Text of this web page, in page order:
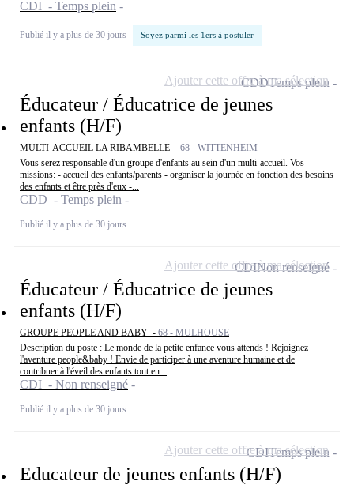
CDI - Temps plein
Publié il y a plus de 30 jours Soyez parmi les 1ers à postuler
Éducateur / Éducatrice de jeunes
enfants (H/F)
MULTI-ACCUEIL LA RIBAMBELLE - 68 - WITTENHEIM
Vous serez responsable d'un groupe d'enfants au sein d'un multi-accueil. Vos
missions: - accueil des enfants/parents - organiser la journée en fonction des besoins
des enfants et être près d'eux -...
CDD - Temps plein
Publié il y a plus de 30 jours
CDDTemps plein
Ajouter cette offre à ma sélection
Éducateur / Éducatrice de jeunes
enfants (H/F)
GROUPE PEOPLE AND BABY - 68 - MULHOUSE
Description du poste : Le monde de la petite enfance vous attends ! Rejoignez
l'aventure people&baby ! Envie de participer à une aventure humaine et de
contribuer à l'éveil des enfants tout en...
CDI - Non renseigné
Publié il y a plus de 30 jours
CDINon renseigné
Ajouter cette offre à ma sélection
Educateur de jeunes enfants (H/F)
CDITemps plein
Ajouter cette offre à ma sélection